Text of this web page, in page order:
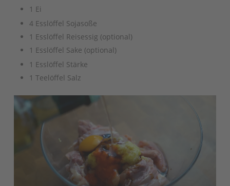
1 Ei
4 Esslöffel Sojasoße
1 Esslöffel Reisessig (optional)
1 Esslöffel Sake (optional)
1 Esslöffel Stärke
1 Teelöffel Salz